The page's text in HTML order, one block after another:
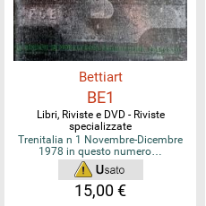
Bettiart
BE1
Libri, Riviste e DVD - Riviste
specializzate
Trenitalia n 1 Novembre-Dicembre
1978 in questo numero…
15,00 €